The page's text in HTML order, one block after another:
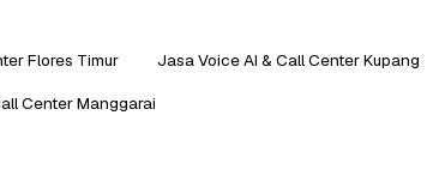
Flores Timur Jasa Voice AI & Call Center Kupang
Center Manggarai